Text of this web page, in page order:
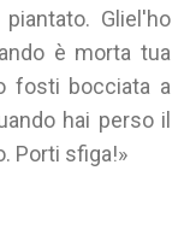
Gliel'ho
è morta tua
fosti bocciata a
hai perso il
Porti sfiga!»